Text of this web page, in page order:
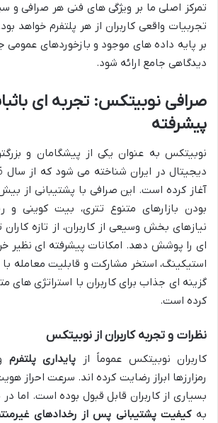
تمرکز اصلی ما بر ویژگی های فنی هر صرافی و
تجربیات واقعی کاربران از هر پلتفرم خواهد
بر پایه داده های موجود و بازخوردهای عمومی
دیدگاهی جامع ارائه شود.
صرافی نوبیتکس: تجربه ای
پیشرفته
نوبیتکس به عنوان یکی از پیشگامان و
بودن بازارهای متنوع تتری، بیت کوینی و
نیازهای بخش وسیعی از کاربران، از تازه کاران
ای را پوشش دهد. امکانات پیشرفته ای نظیر
گزینه ای جذاب برای کاربران با استراتژی های
کرده است.
نظرات و تجربه کاربران از نوبیتکس
کاربران نوبیتکس عموماً از پایداری پلتفرم
رمزارزها ابراز رضایت کرده اند. سرعت احراز
بسیاری از کاربران قابل قبول بوده است. اما در
بهکیفیت پشتیبانی پس از رخدادهای